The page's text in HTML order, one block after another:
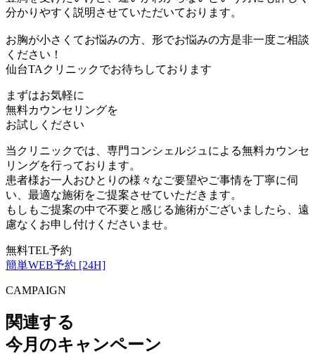
分かりやすく説明させていただいております。
お胸が小さくてお悩みの方、形でお悩みの方是非一度ご相談
ください！
仙台TAクリニックでお待ちしております
まずはお気軽に
無料カウンセリングを
お試しください
当クリニックでは、専門コンシェルジュによる無料カウンセ
リングを行っております。
患者様お一人おひとりの様々なご要望やご事情を丁寧に伺
い、最適な施術をご提案させていただきます。
もしもご提案の中で不要と感じる施術がございましたら、遠
慮なくお申し付けくださいませ。
無料TEL予約
簡単WEB予約 [24H]
CAMPAIGN
関連する
今月のキャンペーン